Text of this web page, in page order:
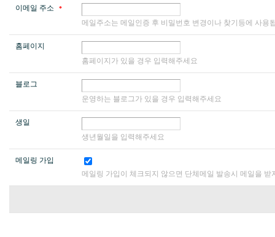
이메일 주소 *
메일주소는 메일인증 후 비밀번호 변경이나 찾기등에 사용
홈페이지
홈페이지가 있을 경우 입력해주세요
블로그
운영하는 블로그가 있을 경우 입력해주세요
생일
생년월일을 입력해주세요
메일링 가입
메일링 가입이 체크되지 않으면 단체메일 발송시 메일을 받